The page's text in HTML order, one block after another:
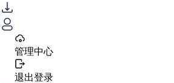
管理中心
退出登录